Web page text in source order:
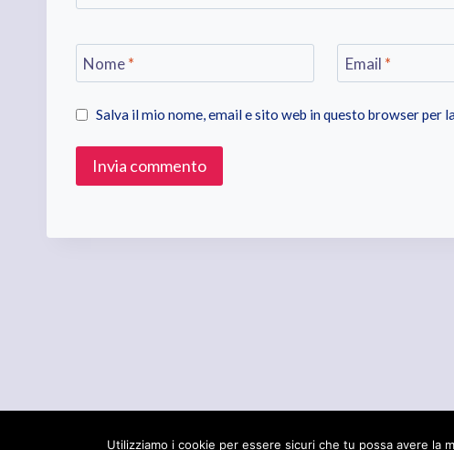
Nome* Email *
Salva il mio nome, email e sito web in questo browser per
© 2026
Utilizziamo i cookie per essere sicuri che tu possa avere la